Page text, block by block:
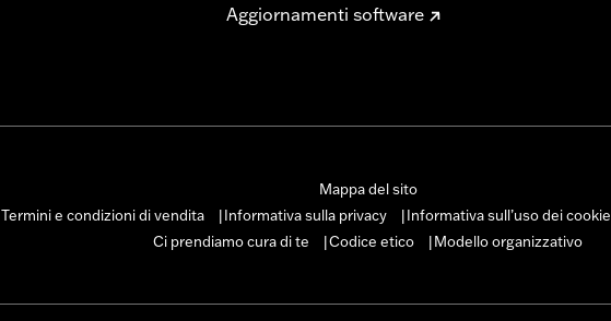
Aggiornamenti software
Mappa del sito
Termini e condizioni di vendita Informativa sulla privacy Informativa sull’uso dei cookie
Ci prendiamo cura di te
Codice etico Modello organizzativo